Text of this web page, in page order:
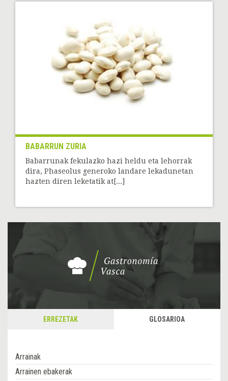
BABARRUN ZURIA
Babarrunak fekulazko hazi heldu eta lehorrak
dira, Phaseolus generoko landare lekadunetan
hazten diren leketatik at[...]
ERREZETAK GLOSARIOA
Arrainak
Arrainen ebakerak